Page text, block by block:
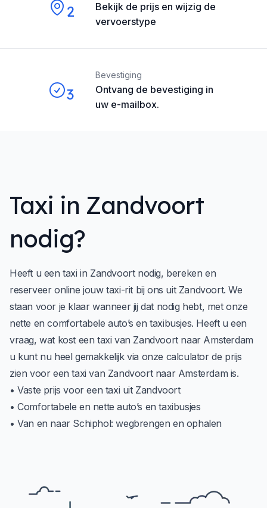
2
Bekijk de prijs en wijzig de
vervoerstype
3
Ontvang de bevestiging in
uw e-mailbox.
Bevestiging
Taxi in Zandvoort
nodig?
Heeft u een taxi in Zandvoort nodig, bereken en
reserveer online jouw taxi-rit bij ons uit Zandvoort. We
staan voor je klaar wanneer jij dat nodig hebt, met onze
nette en comfortabele auto’s en taxibusjes. Heeft u een
vraag, wat kost een taxi van Zandvoort naar Amsterdam
u kunt nu heel gemakkelijk via onze calculator de prijs
zien voor een taxi van Zandvoort naar Amsterdam is.
• Vaste prijs voor een taxi uit Zandvoort
• Comfortabele en nette auto’s en taxibusjes
• Van en naar Schiphol: wegbrengen en ophalen